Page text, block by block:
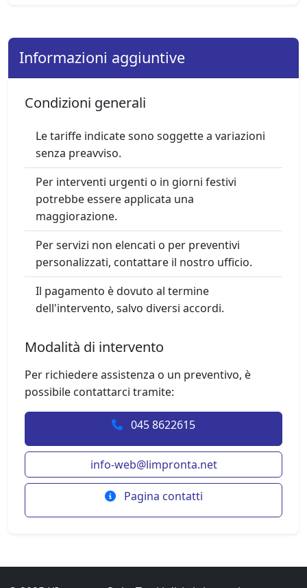
Informazioni aggiuntive
Condizioni generali
Le tariffe indicate sono soggette a variazioni
senza preavviso.
Per interventi urgenti o in giorni festivi
potrebbe essere applicata una
maggiorazione.
Per servizi non elencati o per preventivi
personalizzati, contattare il nostro ufficio.
Il pagamento è dovuto al termine
dell'intervento, salvo diversi accordi.
Modalità di intervento
Per richiedere assistenza o un preventivo, è
possibile contattarci tramite:
045 8622615
info-web@limpronta.net
Pagina contatti